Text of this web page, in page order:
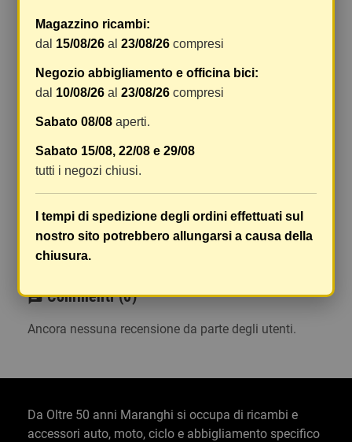
variano a seconda del peso totale della
spedizione. Vi consigliamo di raggruppare i
vostri articoli in un unico ordine. Non ci è
possibile raggruppare due ordini distinti
spedizione saranno addebitate per ognuno di
essi. Il vostro pacco sarà inviato a vostro rischio,
ma viene prestata un'attenzione particolare in
caso di oggetti fragili.
Le scatole hanno dimensioni adeguatamente
ampie e i vostri articoli son ben protetti.
chat Commenti (0)
Ancora nessuna recensione da parte degli utenti.
Magazzino ricambi:
dal 15/08/26 al23/08/26 compresi
Negozio abbigliamento e officina bici:
dal 10/08/26 al23/08/26 compresi
Sabato 08/08 aperti.
Sabato 15/08, 22/08 e 29/08
tutti i negozi chiusi.
I tempi di spedizione degli ordini effettuati sul
nostro sito potrebbero allungarsi a causa della
chiusura.
Da Oltre 50 anni Maranghi si occupa di ricambi e
accessori auto, moto, ciclo e abbigliamento specifico